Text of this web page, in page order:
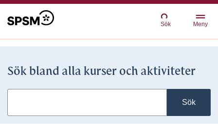
Sök Meny
Sök bland alla kurser och aktiviteter
Sök